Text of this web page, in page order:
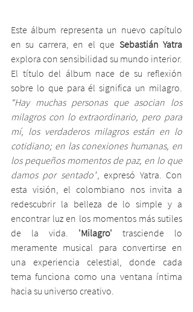
Este álbum representa un nuevo capítulo
en su carrera, en el que Sebastián Yatra
explora con sensibilidad su mundo interior.
El título del álbum nace de su reflexión
“Hay muchas personas que asocian los
milagros con lo extraordinario, pero para
mí, los verdaderos milagros están en lo
cotidiano; en las conexiones humanas, en
los pequeños momentos de paz, en lo que
damos por sentado”, expresó Yatra. Con
esta visión, el colombiano nos invita a
redescubrir la belleza de lo simple y a
encontrar luz en los momentos más sutiles
de la vida. 'Milagro' trasciende lo
meramente musical para convertirse en
una experiencia celestial, donde cada
tema funciona como una ventana íntima
hacia su universo creativo.